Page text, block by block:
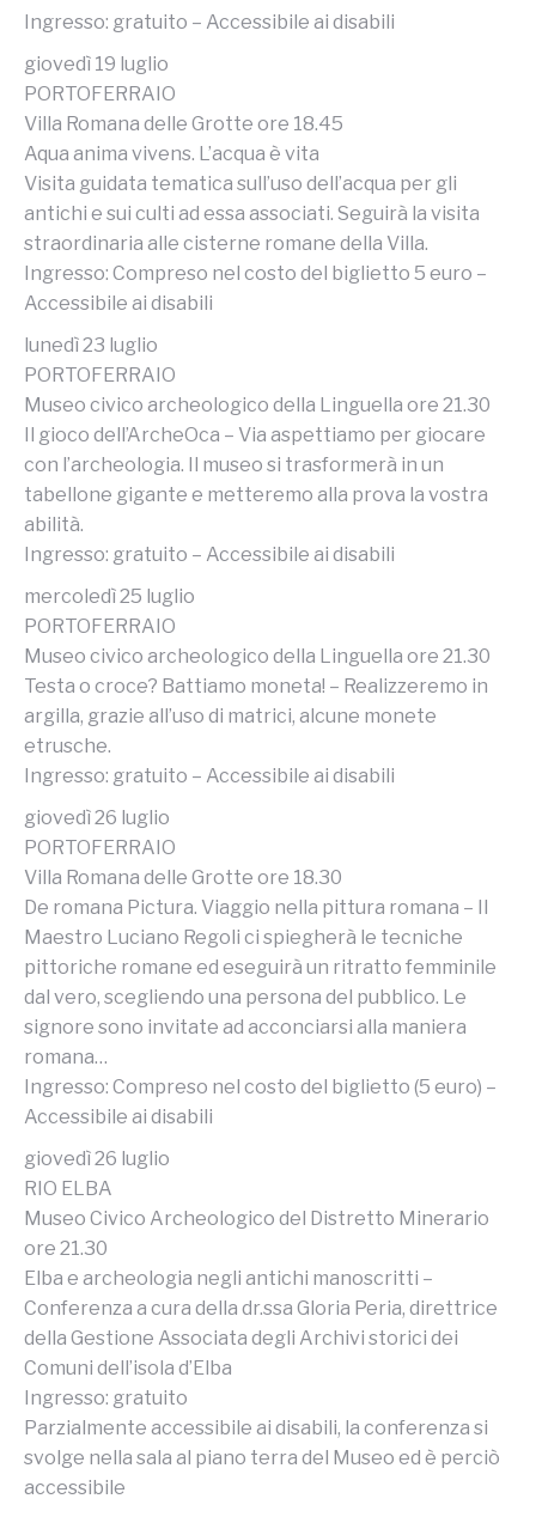
Ingresso: gratuito – Accessibile ai disabili
giovedì 19 luglio
PORTOFERRAIO
Villa Romana delle Grotte ore 18.45
Aqua anima vivens. L’acqua è vita
Visita guidata tematica sull’uso dell’acqua per gli
antichi e sui culti ad essa associati. Seguirà la visita
straordinaria alle cisterne romane della Villa.
Ingresso: Compreso nel costo del biglietto 5 euro –
Accessibile ai disabili
lunedì 23 luglio
PORTOFERRAIO
Museo civico archeologico della Linguella ore 21.30
Il gioco dell’ArcheOca – Via aspettiamo per giocare
con l’archeologia. Il museo si trasformerà in un
tabellone gigante e metteremo alla prova la vostra
abilità.
Ingresso: gratuito – Accessibile ai disabili
mercoledì 25 luglio
PORTOFERRAIO
Museo civico archeologico della Linguella ore 21.30
Testa o croce? Battiamo moneta! – Realizzeremo in
argilla, grazie all’uso di matrici, alcune monete
etrusche.
Ingresso: gratuito – Accessibile ai disabili
giovedì 26 luglio
PORTOFERRAIO
Villa Romana delle Grotte ore 18.30
De romana Pictura. Viaggio nella pittura romana – Il
Maestro Luciano Regoli ci spiegherà le tecniche
pittoriche romane ed eseguirà un ritratto femminile
dal vero, scegliendo una persona del pubblico. Le
signore sono invitate ad acconciarsi alla maniera
romana…
Ingresso: Compreso nel costo del biglietto (5 euro) –
Accessibile ai disabili
giovedì 26 luglio
RIO ELBA
Museo Civico Archeologico del Distretto Minerario
ore 21.30
Elba e archeologia negli antichi manoscritti –
Conferenza a cura della dr.ssa Gloria Peria, direttrice
della Gestione Associata degli Archivi storici dei
Comuni dell’isola d’Elba
Ingresso: gratuito
Parzialmente accessibile ai disabili, la conferenza si
svolge nella sala al piano terra del Museo ed è perciò
accessibile